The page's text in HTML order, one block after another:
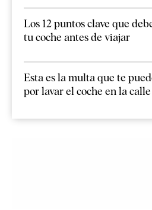
Los 12 puntos clave que
tu coche antes de viajar
Esta es la multa que te
por lavar el coche en la calle